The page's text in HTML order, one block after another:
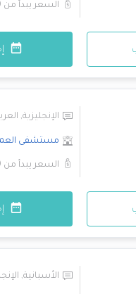
السعر يبدأ من
الإنجليزية,
مستشفى
السعر يبدأ من
الأسبانية,